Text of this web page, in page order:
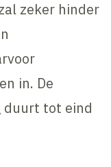
zeker hinder
in. De
duurt tot eind